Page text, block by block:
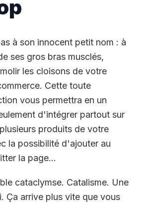
à son innocent petit nom : à
ses gros bras musclés,
les cloisons de votre
Cette toute
vous permettra en un
d'intégrer partout sur
produits de votre
la possibilité d'ajouter au
la page...
cataclymse. Catalisme. Une
Ça arrive plus vite que vous